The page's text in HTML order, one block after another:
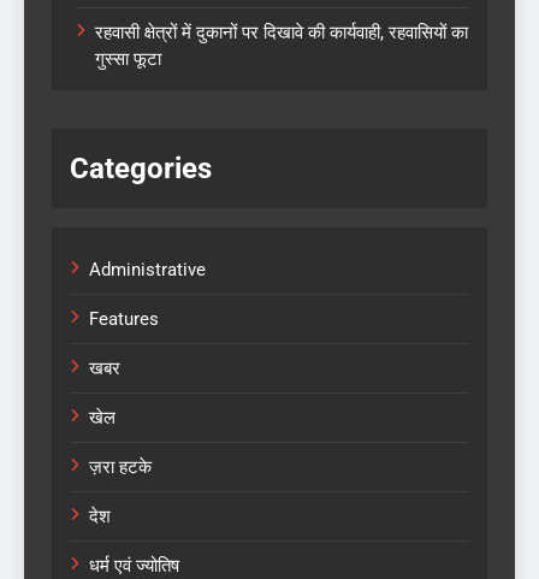
रहवासी क्षेत्रों में दुकानों पर दिखावे की कार्यवाही, रहवासियों का
गुस्सा फूटा
Categories
Administrative
Features
खबर
खेल
ज़रा हटके
देश
धर्म एवं ज्योतिष